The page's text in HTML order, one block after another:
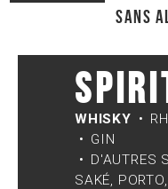
Sans
WHISKY
GIN
D'AUTRES
SAKÉ,